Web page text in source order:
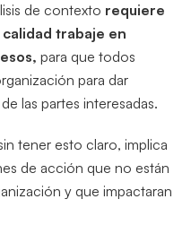
de contexto requiere
trabaje en
para que todos
para dar
las partes interesadas.
tener esto claro, implica
de acción que no están
y que impactaran